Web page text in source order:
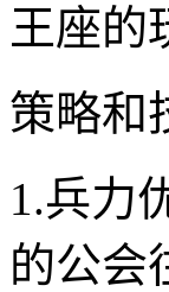
王座的
策略和
1.兵力
的公会